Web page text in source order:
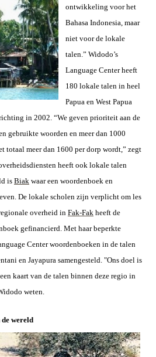
ontwikkeling voor het
Bahasa Indonesia, maar
niet voor de lokale
talen.” Widodo’s
Language Center heeft
180 lokale talen in heel
Papua en West Papua
in 2002. “We geven prioriteit aan de
gebruikte woorden en meer dan 1000
totaal meer dan 1600 per dorp wordt,” zegt
heeft ook lokale talen
is Biak waar een woordenboek en
De lokale scholen zijn verplicht om les
overheid in Fak-Fak heeft de
gefinancierd. Met haar beperkte
Center woordenboeken in de talen
en Jayapura samengesteld. "Ons doel is
kaart van de talen binnen deze regio in
weten.
de wereld